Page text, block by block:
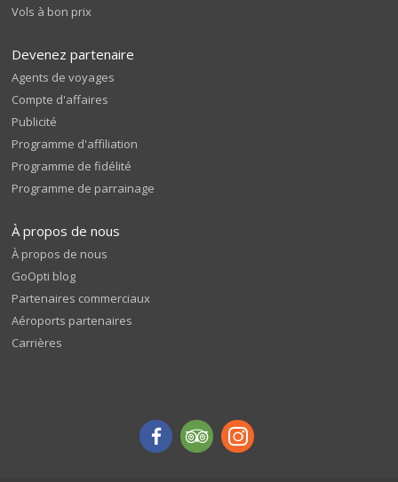
Vols à bon prix
Devenez partenaire
Agents de voyages
Compte d'affaires
Publicité
Programme d'affiliation
Programme de fidélité
Programme de parrainage
À propos de nous
À propos de nous
GoOpti blog
Partenaires commerciaux
Aéroports partenaires
Carrières